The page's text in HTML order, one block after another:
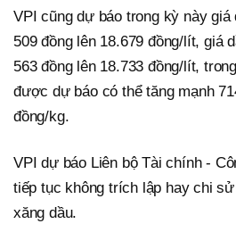
VPI cũng dự báo trong kỳ này giá
509 đồng lên 18.679 đồng/lít, giá
563 đồng lên 18.733 đồng/lít,
được dự báo có thể tăng mạnh
đồng/kg.
VPI dự báo Liên bộ Tài chính -
tiếp tục không trích lập hay chi
xăng dầu.